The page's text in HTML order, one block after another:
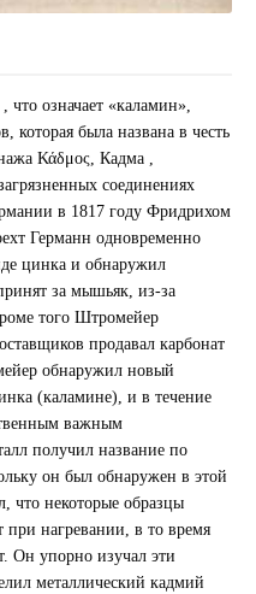
что означает «каламин»,
которая была названа в честь
Κάδμος, Кадма ,
соединениях
в 1817 году Фридрихом
Германн одновременно
цинка и обнаружил
за мышьяк, из-за
того Штромейер
продавал карбонат
обнаружил новый
(каламине), и в течение
важным
получил название по
он был обнаружен в этой
что некоторые образцы
нагревании, в то время
Он упорно изучал эти
металлический кадмий